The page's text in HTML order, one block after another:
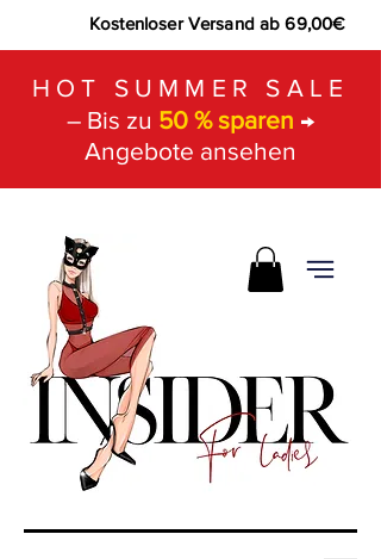
Kostenloser Versand ab 69,00€
HOT SUMMER SALE
– Bis zu 50 % sparen →
Angebote ansehen